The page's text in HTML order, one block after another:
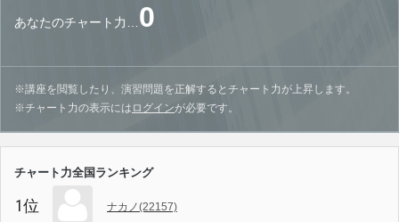
あなたのチャート力…0
※講座を閲覧したり、演習問題を正解するとチャート力が上昇します。
※チャート力の表示には ログインが必要です。
チャート力全国ランキング
1位 ナカノ(22157)